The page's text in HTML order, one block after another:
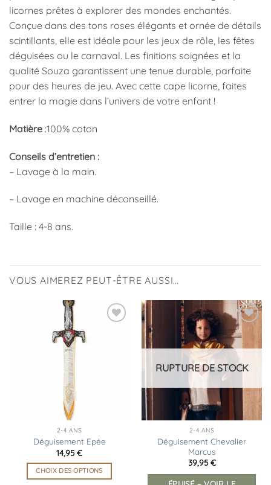
licornes prêtes à explorer des mondes enchantés.
Conçue dans des tons roses élégants et ornée de détails
scintillants, elle est idéale pour les jeux de rôle, les fêtes
déguisées ou le carnaval. Les finitions soignées et la
qualité Souza garantissent une tenue durable, parfaite
pour des heures de jeu. Avec cette cape licorne, faites
entrer la magie dans l’univers de votre enfant !
Matière :100% coton
Conseils d’entretien :
– Lavage à la main.
– Lavage en machine déconseillé.
Taille : 4-8 ans.
VOUS AIMEREZ PEUT-ÊTRE AUSSI…
2-4 ANS
Déguisement Epée
14,95€
CHOIX DES OPTIONS
Ajouter
à la
liste
RUPTURE DE STOCK
2-4 ANS
Déguisement Chevalier
Marcus
39,95€